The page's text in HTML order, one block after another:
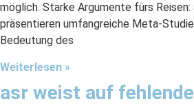
möglich. Starke Argumente fürs Reisen:
präsentieren umfangreiche Meta-
Bedeutung des
Weiterlesen »
asr weist auf fehlende